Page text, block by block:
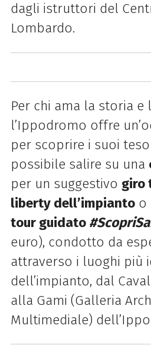
dagli istruttori del
Lombardo.
Per chi ama la storia e
l’Ippodromo offre
per scoprire i suoi
possibile salire su una
per un suggestivo giro
liberty dell’impiantoo
tour guidato
euro), condotto da
attraverso i luoghi più
dell’impianto, dal
alla Gami (Galleria
Multimediale)